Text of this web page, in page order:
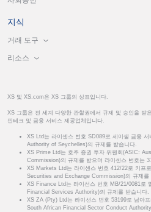
지식
거래 도구
리소스
XS 및 XS.com은 XS 그룹의 상표입니다.
XS 그룹은 전 세계 다양한 관할권에서 규제 및 승인을 받
핀테크 및 금융 서비스 제공업체입니다.
XS Ltd는 라이센스 번호 SD089로 세이셸 금융
Authority of Seychelles)의 규제를 받습니다.
XS Prime Ltd는 호주 증권 투자 위원회(ASIC:
Commission)의 규제를 받으며 라이센스 번호는
XS Markets Ltd는 라이센스 번호 412/22로 키프
Securities and Exchange Commission)의 규제를
XS Finance Ltd는 라이선스 번호 MB/21/0081로
Financial Services Authority)의 규제를 받습니다.
XS ZA (Pty) Ltd는 라이선스 번호 53199로 남아
South African Financial Sector Conduct